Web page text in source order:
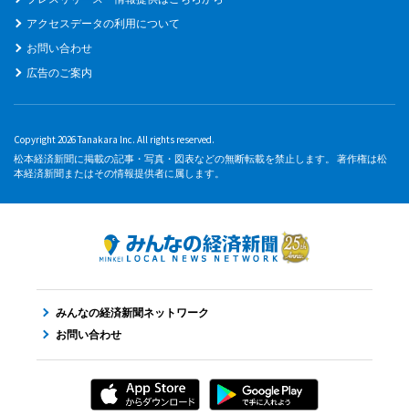
アクセスデータの利用について
お問い合わせ
広告のご案内
Copyright 2026 Tanakara Inc. All rights reserved.
松本経済新聞に掲載の記事・写真・図表などの無断転載を禁止します。 著作権は松
本経済新聞またはその情報提供者に属します。
みんなの経済新聞ネットワーク
お問い合わせ